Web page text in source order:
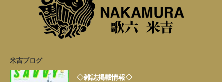
米吉ブログ
◇雑誌掲載情報◇